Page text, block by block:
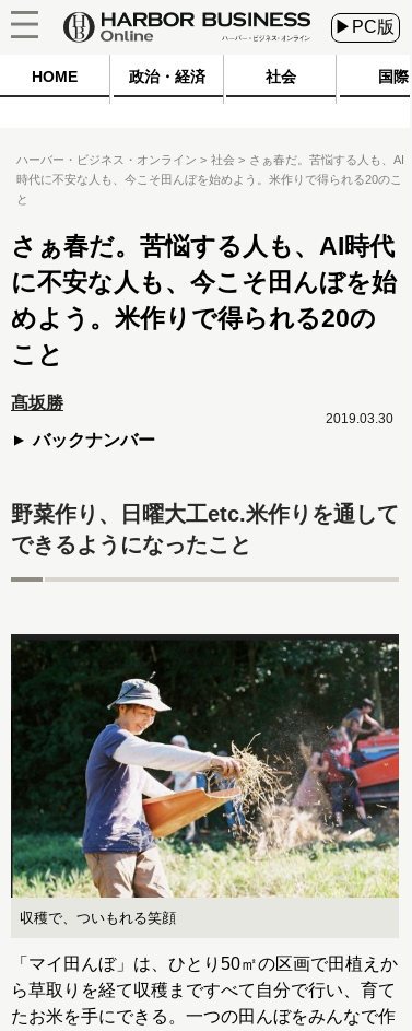
▶PC版
HOME 政治・経済 社会 国際
ハーバー・ビジネス・オンライン 社会
さぁ春だ。苦悩する人も、AI
時代に不安な人も、今こそ田んぼを始めよう。米作りで得られる20のこ
と
さぁ春だ。苦悩する人も、AI時代
に不安な人も、今こそ田んぼを始
めよう。米作りで得られる20の
こと
髙坂勝
バックナンバー
2019.03.30
野菜作り、日曜大工etc.米作りを通して
できるようになったこと
収穫で、ついもれる笑顔
「マイ田んぼ」は、ひとり50㎡の区画で田植えか
ら草取りを経て収穫まですべて自分で行い、育て
たお米を手にできる。一つの田んぼをみんなで作